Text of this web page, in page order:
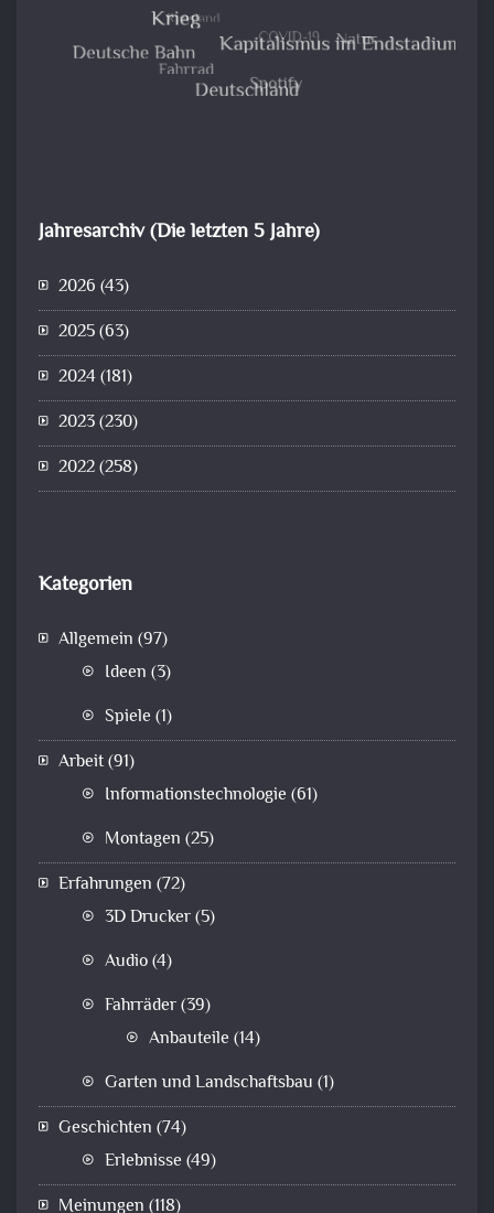
Jahresarchiv (Die letzten 5 Jahre)
2026 (43)
2025(63)
2024(181)
2023(230)
2022(258)
Kategorien
Allgemein (97)
Ideen (3)
Spiele (1)
Arbeit(91)
Informationstechnologie (61)
Montagen (25)
Erfahrungen (72)
3D Drucker(5)
Audio(4)
Fahrräder(39)
Anbauteile (14)
Garten und Landschaftsbau (1)
Geschichten (74)
Erlebnisse (49)
Meinungen (118)